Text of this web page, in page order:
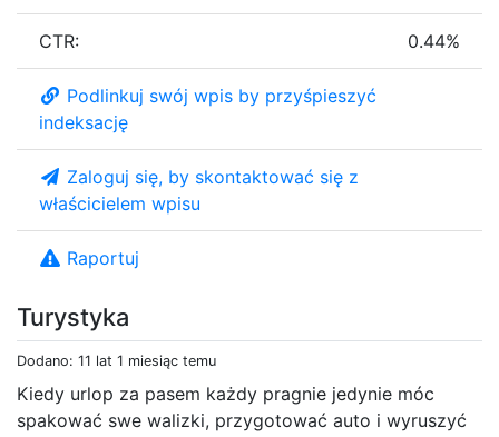
Turystyka
Dodano: 11 lat 1 miesiąc temu
Kiedy urlop za pasem każdy pragnie jedynie móc
spakować swe walizki, przygotować auto i wyruszyć
CTR: 0.44%
Podlinkuj swój wpis by przyśpieszyć
indeksację
Zaloguj się, by skontaktować się z
właścicielem wpisu
Raportuj